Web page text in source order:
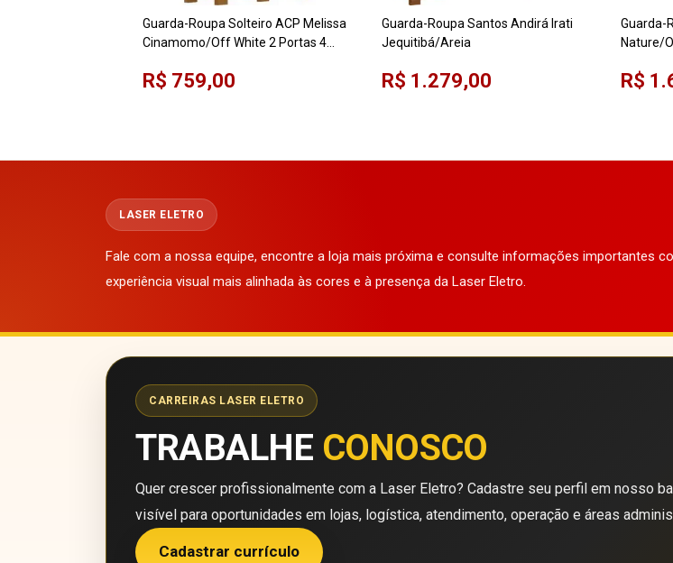
Guarda-Roupa Solteiro ACP Melissa
Cinamomo/Off White 2 Portas 4
R$ 759,00
Guarda-Roupa Santos Andirá Irati
Jequitibá/Areia
R$ 1.279,00
Guarda-
Nature/
R$
LASER ELETRO
Fale com a nossa equipe, encontre a loja mais próxima e consulte informações importantes
experiência visual mais alinhada às cores e à presença da Laser Eletro.
CARREIRAS LASER ELETRO
TRABALHE CONOSCO
Quer crescer profissionalmente com a Laser Eletro? Cadastre seu perfil em nosso
visível para oportunidades em lojas, logística, atendimento, operação e áreas
Cadastrar currículo